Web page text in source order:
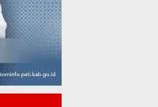
Chandra: Pati 703
Kemajuan Harus Terasa
hingga ke Pelosok